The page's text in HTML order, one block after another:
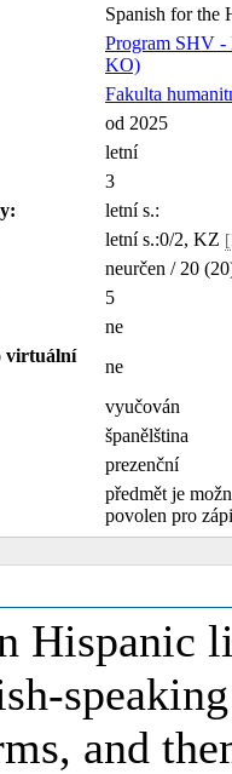
Spanish for the
Program SHV -
KO)
Fakulta
od 2025
letní
3
letní s.:
letní s.:0/2, KZ
neurčen / 20
5
ne
virtuální
ne
vyučován
španělština
prezenční
předmět je
povolen pro
Hispanic
and